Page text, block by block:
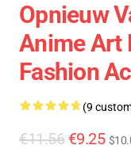
Opnieuw
Anime Art
Fashion
(9
€11.56 €9.25